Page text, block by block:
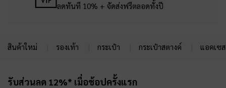
ลดทันที 10% + จัดส่งฟรีตลอดทั้งปี
สินค้าใหม่ รองเท้า กระเป๋า กระเป๋าสตางค์ แอคเซ
รับส่วนลด 12%* เมื่อช้อปครั้งแรก